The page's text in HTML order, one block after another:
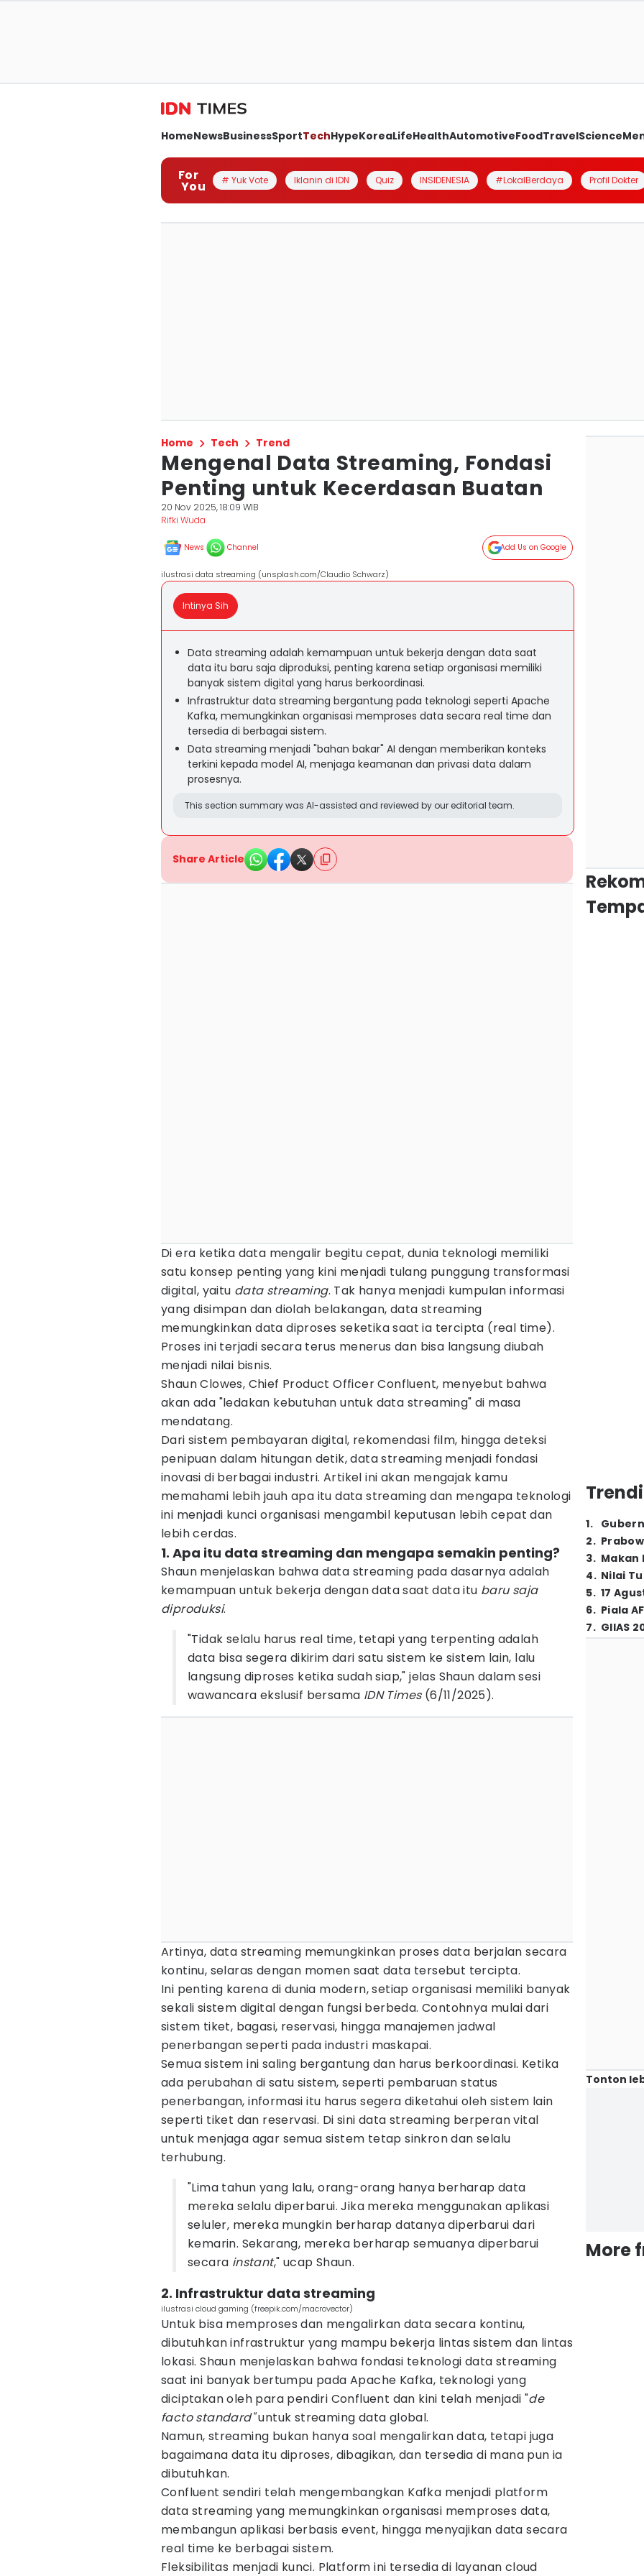
HomeNewsBusinessSportTechHypeKoreaLifeHealthAutomotiveFoodTravelScience
For
You # Yuk Vote Iklanin di IDN Quiz INSIDENESIA #LokalBerdaya Profil Dokter
Home Tech Trend
Mengenal Data Streaming, Fondasi
Penting untuk Kecerdasan Buatan
20 Nov 2025, 18:09 WIB
Rifki Wuda
News Channel Add Us on Google
ilustrasi data streaming (unsplash.com/Claudio Schwarz)
Intinya Sih
Data streaming adalah kemampuan untuk bekerja dengan data saat
data itu baru saja diproduksi, penting karena setiap organisasi memiliki
banyak sistem digital yang harus berkoordinasi.
Infrastruktur data streaming bergantung pada teknologi seperti Apache
Kafka, memungkinkan organisasi memproses data secara real time dan
tersedia di berbagai sistem.
Data streaming menjadi "bahan bakar" AI dengan memberikan konteks
terkini kepada model AI, menjaga keamanan dan privasi data dalam
prosesnya.
This section summary was AI-assisted and reviewed by our editorial team.
Share Article
Di era ketika data mengalir begitu cepat, dunia teknologi memiliki
satu konsep penting yang kini menjadi tulang punggung transformasi
digital, yaitu data streaming. Tak hanya menjadi kumpulan informasi
yang disimpan dan diolah belakangan, data streaming
memungkinkan data diproses seketika saat ia tercipta (real time).
Proses ini terjadi secara terus menerus dan bisa langsung diubah
menjadi nilai bisnis.
Shaun Clowes, Chief Product Officer Confluent, menyebut bahwa
akan ada "ledakan kebutuhan untuk data streaming" di masa
mendatang.
Dari sistem pembayaran digital, rekomendasi film, hingga deteksi
penipuan dalam hitungan detik, data streaming menjadi fondasi
inovasi di berbagai industri. Artikel ini akan mengajak kamu
memahami lebih jauh apa itu data streaming dan mengapa teknologi
ini menjadi kunci organisasi mengambil keputusan lebih cepat dan
lebih cerdas.
1. Apa itu data streaming dan mengapa semakin penting?
Shaun menjelaskan bahwa data streaming pada dasarnya adalah
kemampuan untuk bekerja dengan data saat data itu baru saja
diproduksi.
"Tidak selalu harus real time, tetapi yang terpenting adalah
data bisa segera dikirim dari satu sistem ke sistem lain, lalu
langsung diproses ketika sudah siap," jelas Shaun dalam sesi
wawancara ekslusif bersama IDN Times (6/11/2025).
Artinya, data streaming memungkinkan proses data berjalan secara
kontinu, selaras dengan momen saat data tersebut tercipta.
Ini penting karena di dunia modern, setiap organisasi memiliki banyak
sekali sistem digital dengan fungsi berbeda. Contohnya mulai dari
sistem tiket, bagasi, reservasi, hingga manajemen jadwal
penerbangan seperti pada industri maskapai.
Semua sistem ini saling bergantung dan harus berkoordinasi. Ketika
ada perubahan di satu sistem, seperti pembaruan status
penerbangan, informasi itu harus segera diketahui oleh sistem lain
seperti tiket dan reservasi. Di sini data streaming berperan vital
untuk menjaga agar semua sistem tetap sinkron dan selalu
terhubung.
"Lima tahun yang lalu, orang-orang hanya berharap data
mereka selalu diperbarui. Jika mereka menggunakan aplikasi
seluler, mereka mungkin berharap datanya diperbarui dari
kemarin. Sekarang, mereka berharap semuanya diperbarui
secara instant," ucap Shaun.
2. Infrastruktur data streaming
ilustrasi cloud gaming (freepik.com/macrovector)
Untuk bisa memproses dan mengalirkan data secara kontinu,
dibutuhkan infrastruktur yang mampu bekerja lintas sistem dan lintas
lokasi. Shaun menjelaskan bahwa fondasi teknologi data streaming
saat ini banyak bertumpu pada Apache Kafka, teknologi yang
diciptakan oleh para pendiri Confluent dan kini telah menjadi "de
facto standard"untuk streaming data global.
Namun, streaming bukan hanya soal mengalirkan data, tetapi juga
bagaimana data itu diproses, dibagikan, dan tersedia di mana pun ia
dibutuhkan.
Confluent sendiri telah mengembangkan Kafka menjadi platform
data streaming yang memungkinkan organisasi memproses data,
membangun aplikasi berbasis event, hingga menyajikan data secara
real time ke berbagai sistem.
Fleksibilitas menjadi kunci. Platform ini tersedia di layanan cloud
1.
2.
3. Makan
4. Nilai
5. 17
6. Piala
7. GIIAS
Tonton
More